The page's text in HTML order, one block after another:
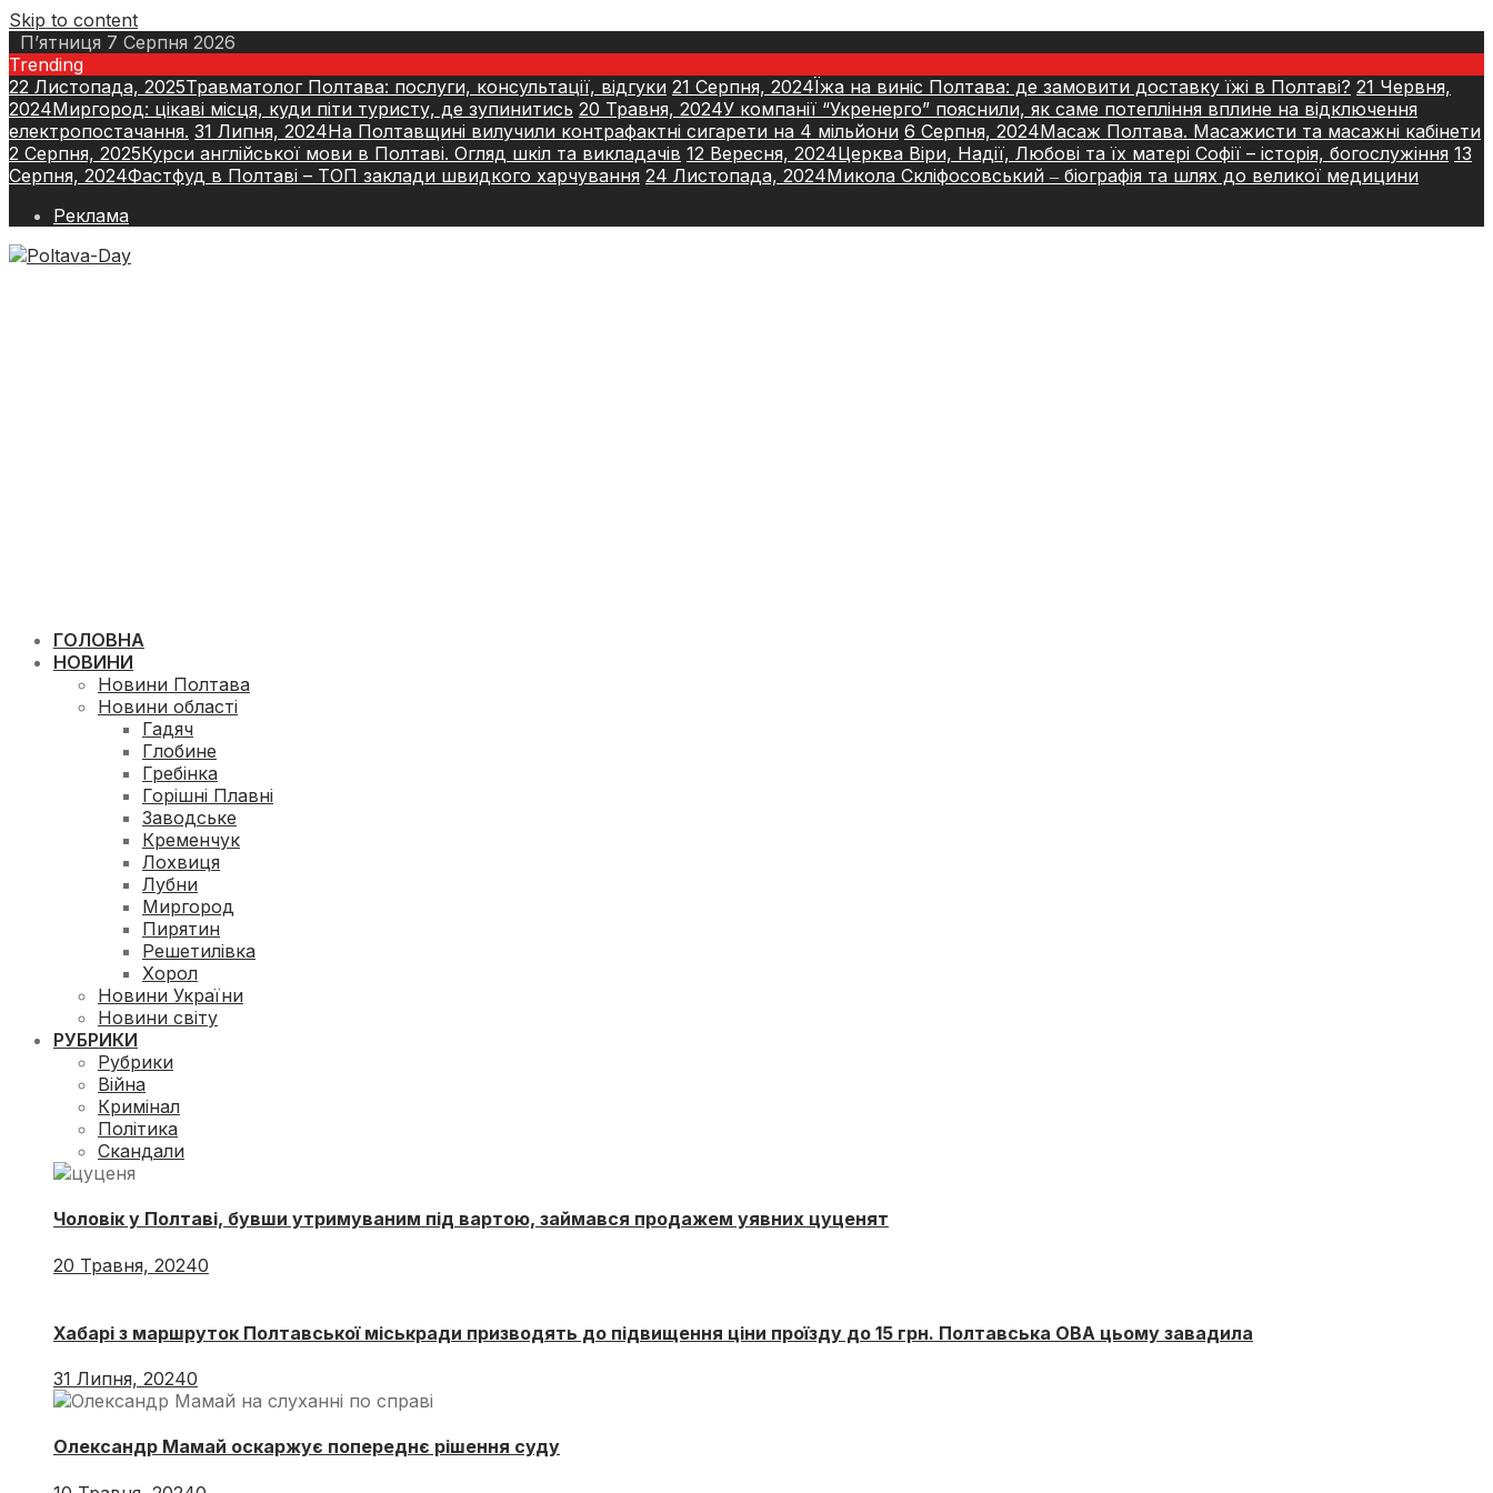
Skip to content
П’ятниця 7 Серпня 2026
Trending
22 Листопада, 2025Травматолог Полтава: послуги, консультації, відгуки 21 Серпня, 2024Їжа на виніс Полтава: де замовити доставку їжі в Полтаві? 21 Червня,
2024Миргород: цікаві місця, куди піти туристу, де зупинитись 20 Травня, 2024У компанії “Укренерго” пояснили, як саме потепління вплине на відключення
електропостачання. 31 Липня, 2024На Полтавщині вилучили контрафактні сигарети на 4 мільйони 6 Серпня, 2024Масаж Полтава. Масажисти та масажні кабінети
2 Серпня, 2025Курси англійської мови в Полтаві. Огляд шкіл та викладачів 12 Вересня, 2024Церква Віри, Надії, Любові та їх матері Софії – історія, богослужіння 13
Серпня, 2024Фастфуд в Полтаві – ТОП заклади швидкого харчування 24 Листопада, 2024Микола Скліфосовський ‒ біографія та шлях до великої медицини
Реклама
ГОЛОВНА
НОВИНИ
Новини Полтава
Новини області
Гадяч
Глобине
Гребінка
Горішні Плавні
Заводське
Кременчук
Лохвиця
Лубни
Миргород
Пирятин
Решетилівка
Хорол
Новини України
Новини світу
РУБРИКИ
Рубрики
Війна
Кримінал
Політика
Скандали
Чоловік у Полтаві, бувши утримуваним під вартою, займався продажем уявних цуценят
20 Травня, 20240
Хабарі з маршруток Полтавської міськради призводять до підвищення ціни проїзду до 15 грн. Полтавська ОВА цьому завадила
31 Липня, 20240
Олександр Мамай оскаржує попереднє рішення суду